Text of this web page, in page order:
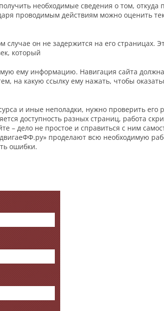
необходимые сведения о том, откуда
проводимым действиям можно оценить
он не задержится на его страницах.
который
ему информацию. Навигация сайта
на какую ссылку ему нажать, чтобы
и иные неполадки, нужно проверить его
доступность разных страниц, работа
– дело не простое и справиться с ним
проделают всю необходимую
ошибки.